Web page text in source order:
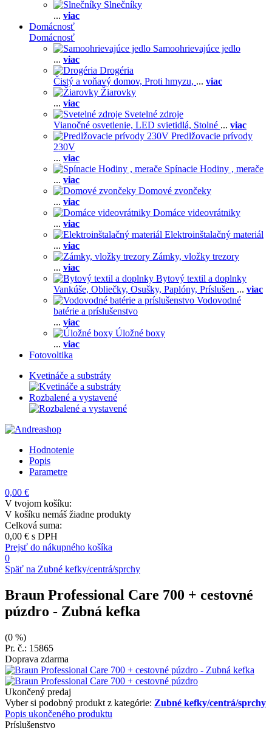
Slnečníky
... viac
Domácnosť
Domácnosť
Samoohrievajúce jedlo
... viac
Drogéria
Čistý a voňavý domov, Proti hmyzu, ... viac
Žiarovky
... viac
Svetelné zdroje
Vianočné osvetlenie, LED svietidlá, Stolné ... viac
Predlžovacie prívody
230V
... viac
Spínacie Hodiny , merače
... viac
Domové zvončeky
... viac
Domáce videovrátniky
... viac
Elektroinštalačný materiál
... viac
Zámky, vložky trezory
... viac
Bytový textil a doplnky
Vankúše, Obliečky, Osušky, Paplóny, Príslušen ... viac
Vodovodné
batérie a príslušenstvo
... viac
Úložné boxy
... viac
Fotovoltika
Kvetináče a substráty
Rozbalené a vystavené
Hodnotenie
Popis
Parametre
0,00 €
V tvojom košíku:
V košíku nemáš žiadne produkty
Celková suma:
0,00 € s DPH
Prejsť do nákupného košíka
0
Späť na Zubné kefky/centrá/sprchy
Braun Professional Care 700 + cestovné
púzdro - Zubná kefka
(0 %)
Pr. č.: 15865
Doprava zdarma
Ukončený predaj
Vyber si podobný produkt z kategórie: Zubné kefky/centrá/sprchy
Popis ukončeného produktu
Príslušenstvo